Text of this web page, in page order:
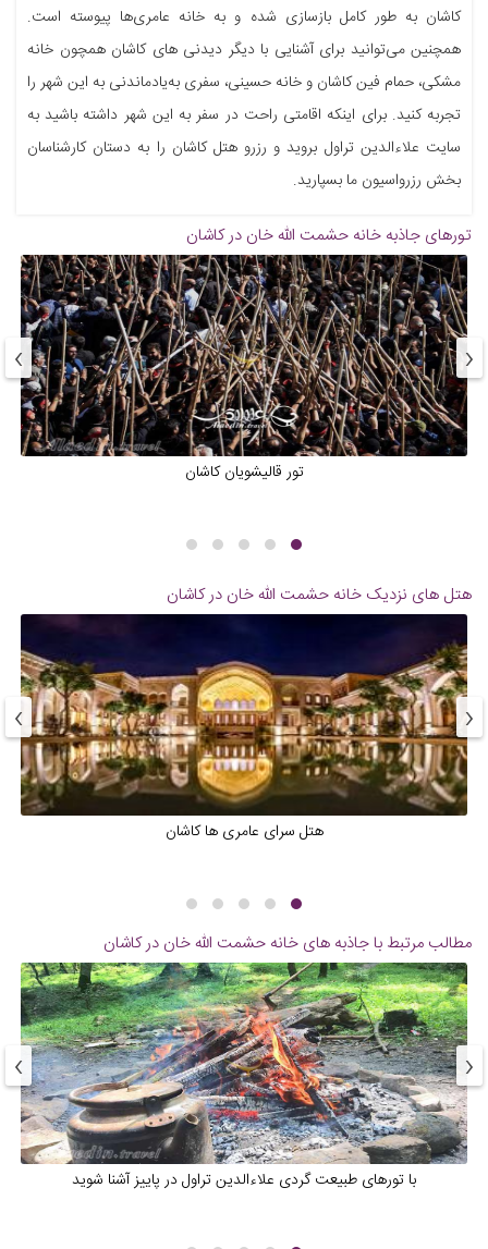
کاشان به طور کامل بازسازی شده و به خانه عامری‌ها پیوسته است.
همچنین می‌توانید برای آشنایی با دیگر دیدنی های کاشان همچون خانه
مشکی، حمام فین کاشان و خانه حسینی، سفری به‌یادماندنی به این شهر را
تجربه کنید. برای اینکه اقامتی راحت در سفر به این شهر داشته باشید به
سایت علاءالدین تراول بروید و رزرو هتل کاشان را به دستان کارشناسان
بخش رزرواسیون ما بسپارید.
تورهای جاذبه خانه حشمت الله خان در کاشان
تور قالیشویان کاشان
‹
›
هتل های نزدیک خانه حشمت الله خان در کاشان
‌هتل سرای عامری ها کاشان
‹
›
مطالب مرتبط با جاذبه های خانه حشمت الله خان در کاشان
با تورهای طبیعت گردی علاءالدین تراول در پاییز آشنا شوید
‹
›